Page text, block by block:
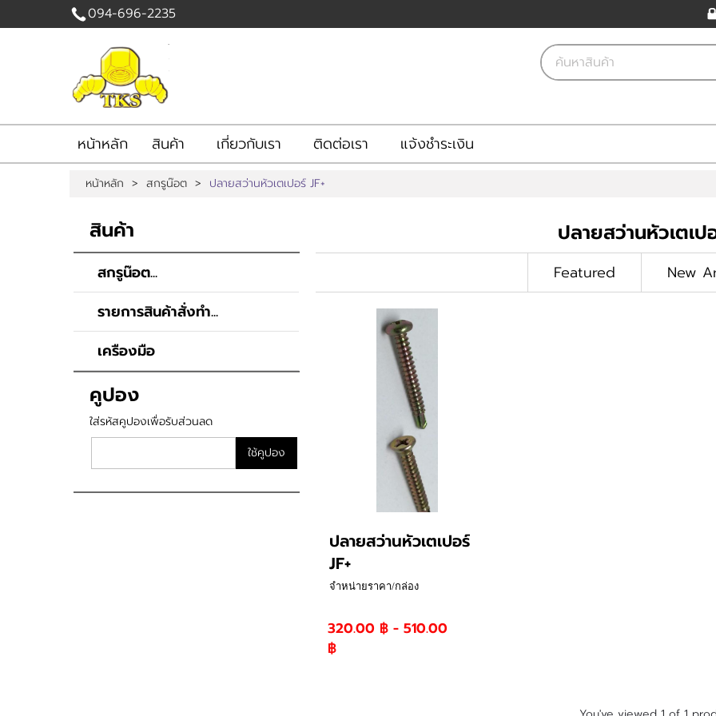
สินค้าที่สนใจ( 0 )
สินค้า
เกี่ยวกับเรา
แจ้งชำระเงิน
094-696-2235
หน้าหลัก สินค้า เกี่ยวกับเรา ติดต่อเรา แจ้งชำระเงิน
หน้าหลัก > สกรูน๊อต > ปลายสว่านหัวเตเปอร์ JF+
สินค้า
สกรูน๊อต...
รายการสินค้าสั่งทำ...
เครืองมือ
คูปอง
ใส่รหัสคูปองเพื่อรับส่วนลด
ใช้คูปอง
ปลายสว่านหัวเตเป
Featured New
ปลายสว่านหัวเตเปอร์
JF+
จำหน่ายราคา/กล่อง
320.00 ฿ - 510.00
฿